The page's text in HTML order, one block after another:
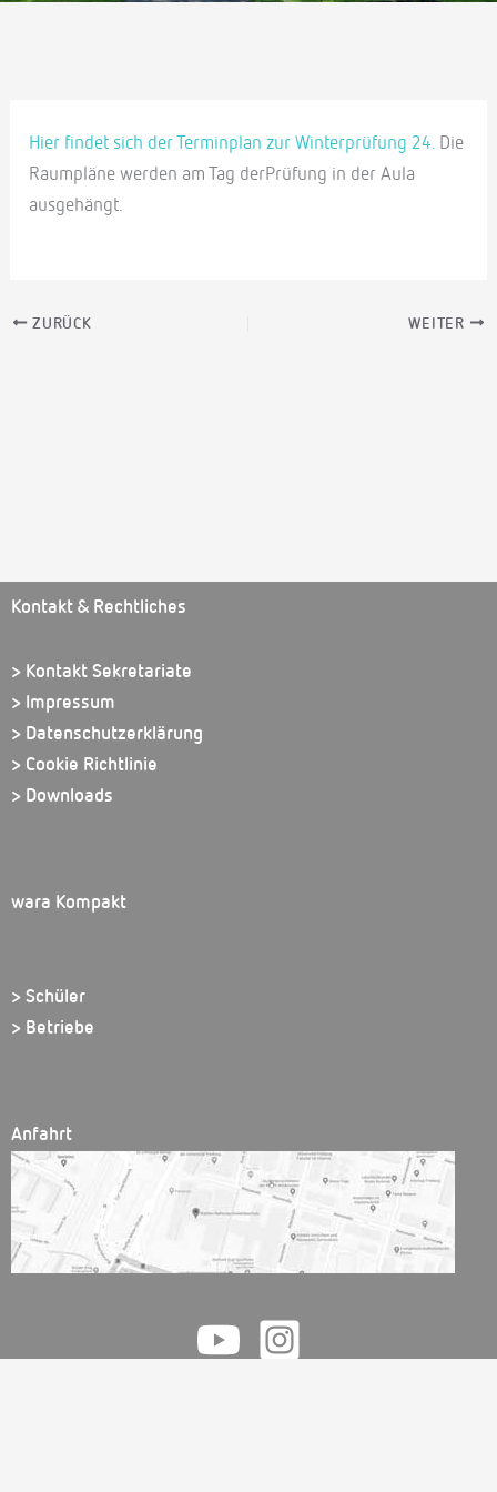
Hier findet sich der Terminplan zur Winterprüfung 24. Die
Raumpläne werden am Tag derPrüfung in der Aula
ausgehängt.
ZURÜCK WEITER
Kontakt & Rechtliches
> Kontakt Sekretariate
> Impressum
> Datenschutzerklärung
> Cookie Richtlinie
> Downloads
wara Kompakt
> Schüler
> Betriebe
Anfahrt